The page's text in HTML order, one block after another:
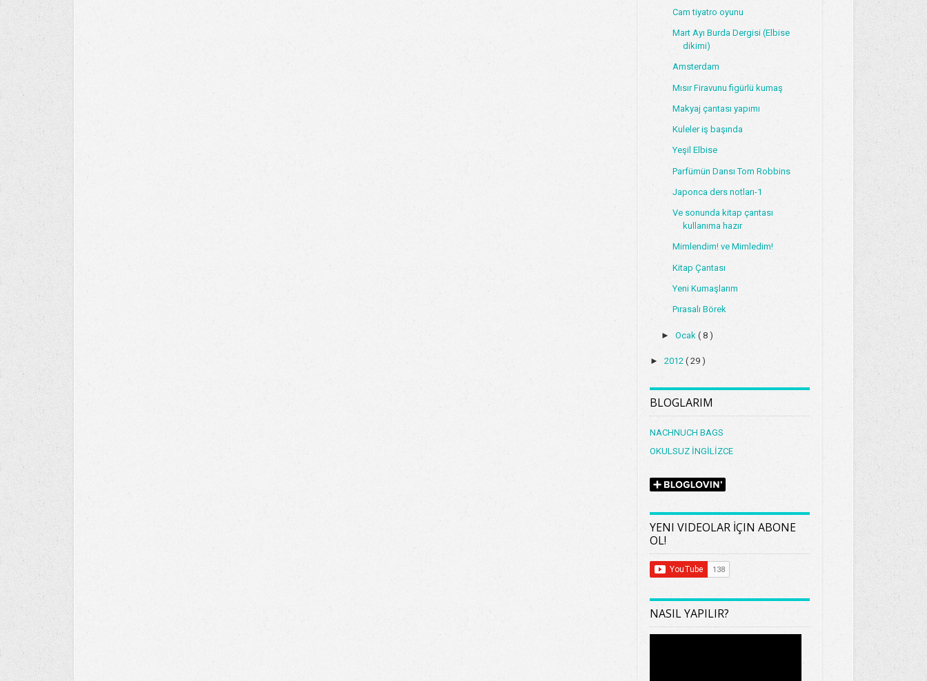
Cam tiyatro oyunu
Mart Ayı Burda Dergisi (Elbise
dikimi)
Amsterdam
Mısır Firavunu figürlü kumaş
Makyaj çantası yapımı
Kuleler iş başında
Yeşil Elbise
Parfümün Dansı Tom Robbins
Japonca ders notları-1
Ve sonunda kitap çantası
kullanıma hazır
Mimlendim! ve Mimledim!
Kitap Çantası
Yeni Kumaşlarım
Pırasalı Börek
► Ocak ( 8 )
►2012( 29 )
BLOGLARIM
NACHNUCH BAGS
OKULSUZ İNGİLİZCE
YENI VIDEOLAR İÇIN ABONE
OL!
NASIL YAPILIR?